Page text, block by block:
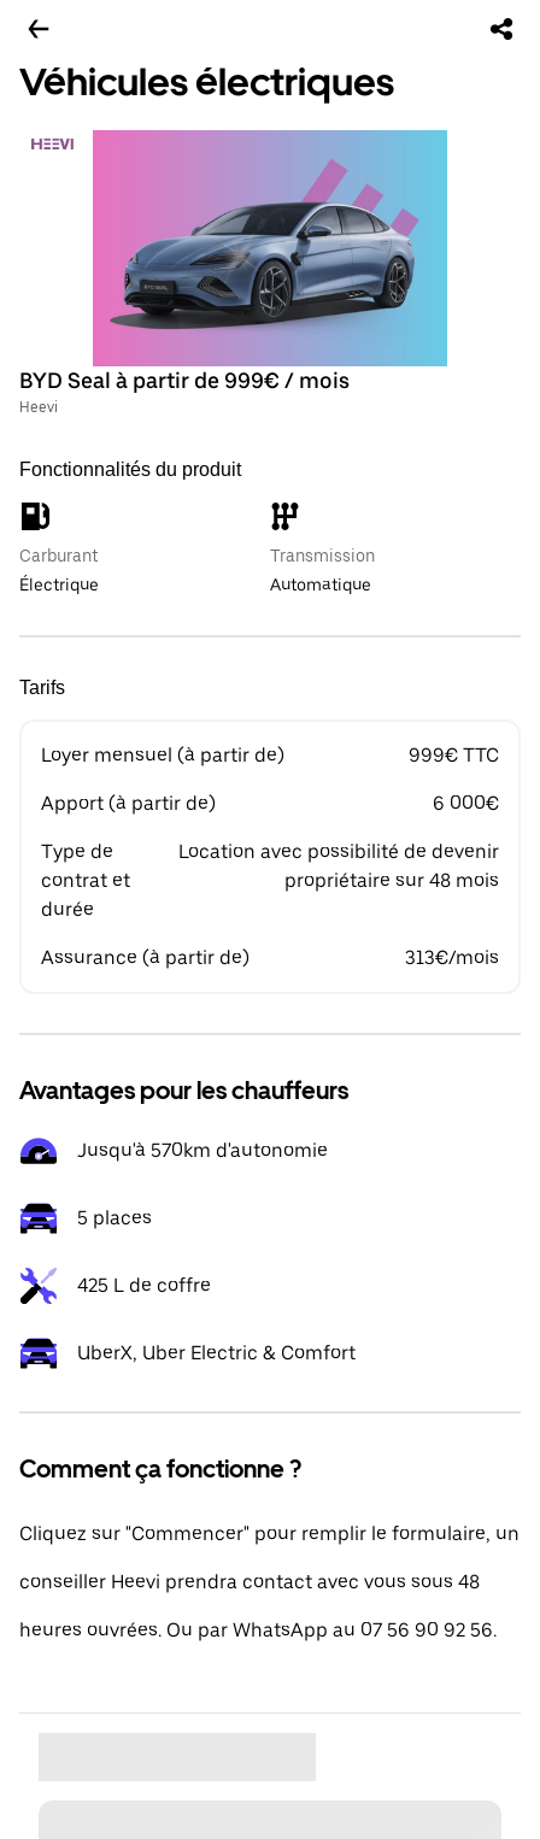
Véhicules électriques
BYD Seal à partir de 999€ / mois
Heevi
Fonctionnalités du produit
Carburant
Électrique
Transmission
Automatique
Tarifs
Loyer mensuel (à partir de) 999€ TTC
Apport (à partir de) 6 000€
Type de
contrat et
durée
Location avec possibilité de devenir
propriétaire sur 48 mois
Assurance (à partir de) 313€/mois
Avantages pour les chauffeurs
Jusqu'à 570km d'autonomie
5 places
425 L de coffre
UberX, Uber Electric & Comfort
Comment ça fonctionne ?
Cliquez sur "Commencer" pour remplir le formulaire, un
conseiller Heevi prendra contact avec vous sous 48
heures ouvrées. Ou par WhatsApp au 07 56 90 92 56.